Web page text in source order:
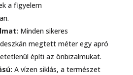
a figyelem
Minden sikeres
megtett méter egy apró
építi az önbizalmukat.
A vízen siklás, a természet